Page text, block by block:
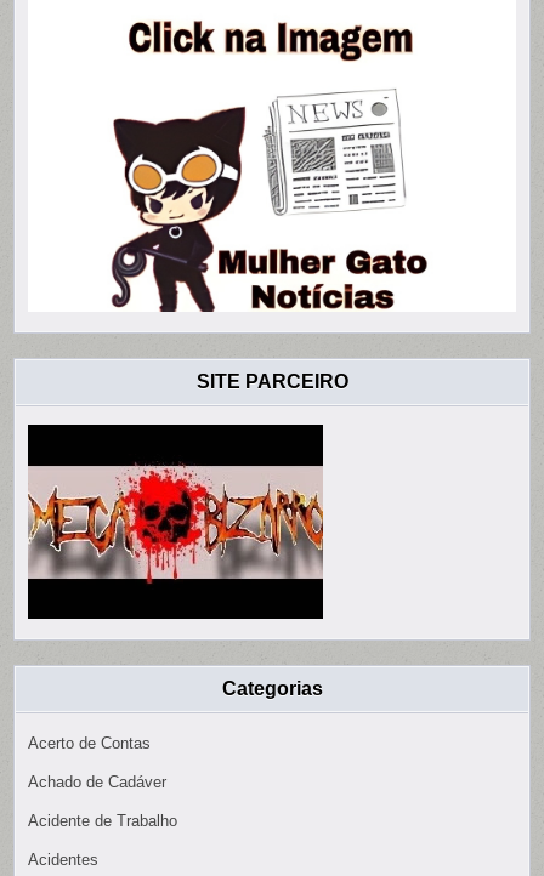
SITE PARCEIRO
Categorias
Acerto de Contas
Achado de Cadáver
Acidente de Trabalho
Acidentes